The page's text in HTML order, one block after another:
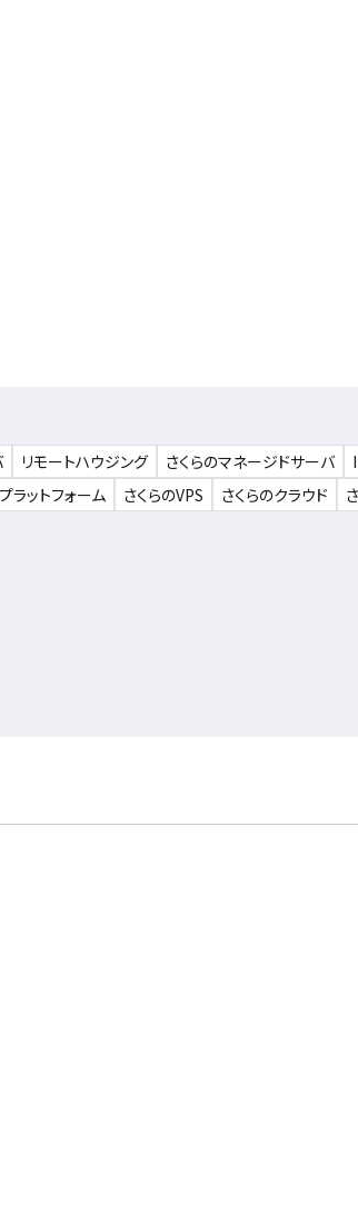
リモートハウジング さくらのマネージドサーバ
ラットフォーム さくらのVPS さくらのクラウド